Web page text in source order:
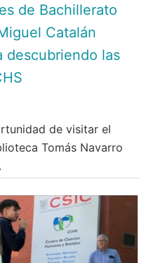
de Bachillerato
Catalán
descubriendo las
de visitar el
Tomás Navarro